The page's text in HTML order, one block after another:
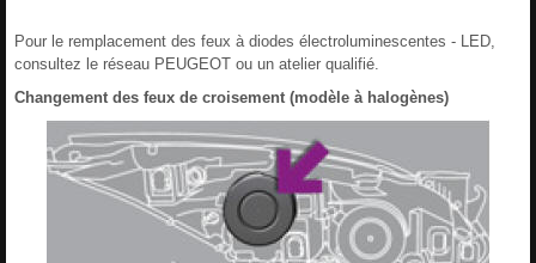
Pour le remplacement des feux à diodes électroluminescentes - LED,
consultez le réseau PEUGEOT ou un atelier qualifié.
Changement des feux de croisement (modèle à halogènes)